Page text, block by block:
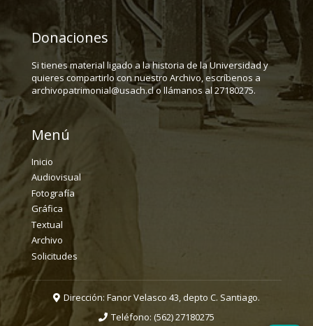
Donaciones
Si tienes material ligado a la historia de la Universidad y
quieres compartirlo con nuestro Archivo, escríbenos a
archivopatrimonial@usach.cl o llámanos al 27180275.
Menú
Inicio
Audiovisual
Fotografía
Gráfica
Textual
Archivo
Solicitudes
Dirección: Fanor Velasco 43, depto C. Santiago.
Teléfono: (562) 27180275